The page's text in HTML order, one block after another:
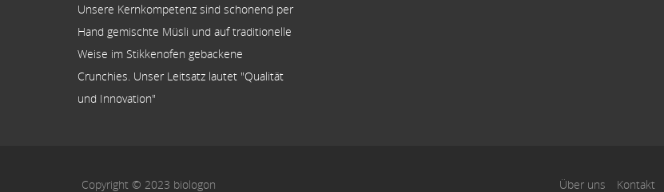
Unsere Kernkompetenz sind schonend per
Hand gemischte Müsli und auf traditionelle
Weise im Stikkenofen gebackene
Crunchies. Unser Leitsatz lautet "Qualität
und Innovation"
Copyright © 2023 biologon Über uns Kontakt